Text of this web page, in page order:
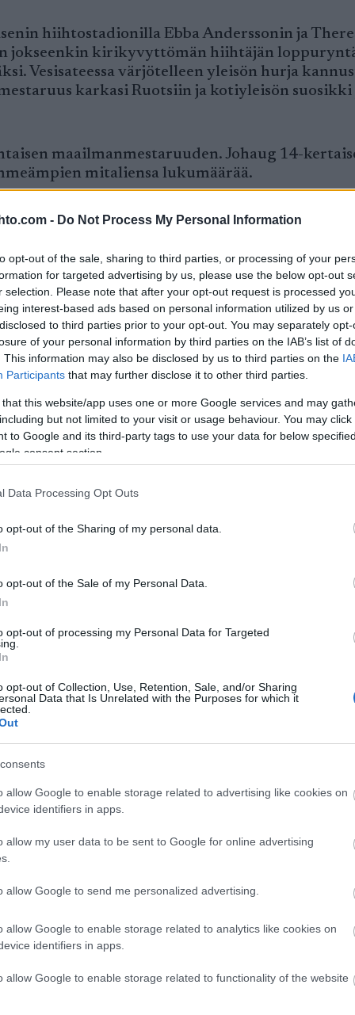
- Do Not Process My Personal Information
opt-out of the sale, sharing to third parties, or processing of your
for targeted advertising by us, please use the below opt-out
selection. Please note that after your opt-out request is processed
interest-based ads based on personal information utilized by us
to third parties prior to your opt-out. You may separately
of your personal information by third parties on the IAB’s list of
This information may also be disclosed by us to third parties on the
Participants that may further disclose it to other third parties.
that this website/app uses one or more Google services and may
but not limited to your visit or usage behaviour. You may
to Google and its third-party tags to use your data for below
consent section.
Data Processing Opt Outs
opt-out of the Sharing of my personal data.
opt-out of the Sale of my Personal Data.
opt-out of processing my Personal Data for Targeted
opt-out of Collection, Use, Retention, Sale, and/or Sharing
Data that Is Unrelated with the Purposes for which it
allow Google to enable storage related to advertising like cookies on
identifiers in apps.
allow my user data to be sent to Google for online advertising
allow Google to send me personalized advertising.
allow Google to enable storage related to analytics like cookies on
identifiers in apps.
allow Google to enable storage related to functionality of the website
hiihtostadionilla Ebba Anderssonin ja
jokseenkin kirikyvyttömän hiihtäjän
Vesisateessa värjötelleen yleisön hurja
karkasi Ruotsiin ja kotiyleisön suosikki
maailmanmestaruuden. Johaug 14-
mitaliensa lukumäärää.
kahdelle kirikyvyttömälle käsittämättömällä
näytti hiihtelevän vahvana kirinaisena
stadionin kiperässä mutkassa
Norjan Heidi Wengiltä jalat alta.
jälkeen pronssiin ennen joukkuetoveriaan Frida
kauden parhaasta kunnostaan, vaikka jäi
tuntumassa, mutta pito alkoi heiketä hänen
Viimeisellä jyrkällä eroa kärkeen tuli jo tosi
hän kyennyt kuromaan vapaan osuuden
vetohommiin, ja ero kärkeen venyi jäisellä
liikkeelle. Olen siihen tyytyväinen. Myös
Öyre Slindiä ja ohitti norjalaisen, mutta
päämatkalleen eli perinteisen kympille, joka
lisäksi suksien liukkaus perinteisen
28:s ja Katri Lylynperä 41:s. Monet katsojat
eivät valittaneet olosuhteista.
tarvinnut stressata, Kähärä naurahti